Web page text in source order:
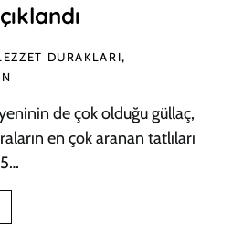
DURAKLARI
de çok olduğu güllaç,
en çok aranan tatlıları